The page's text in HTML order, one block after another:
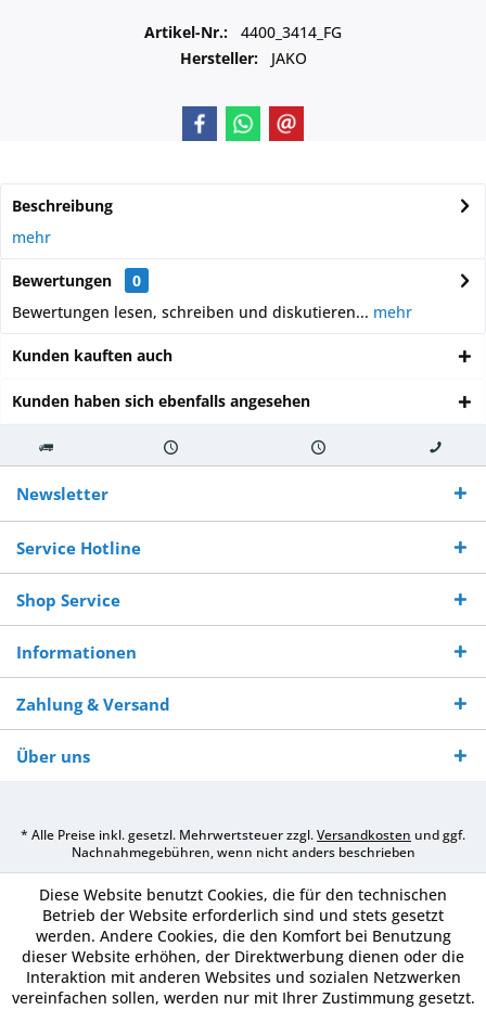
Artikel-Nr.:
4400_3414_FG
Hersteller:
JAKO
Beschreibung
mehr
Bewertungen
0
Bewertungen lesen, schreiben und diskutieren... mehr
Kunden kauften auch
Kunden haben sich ebenfalls angesehen
Kostenloser
Versand ab €
250,-
Versand innerhalb von Versand von So erreichen
Sie uns 0160
970 511 90
Newsletter
Service Hotline
Shop Service
Informationen
Zahlung & Versand
Über uns
* Alle Preise inkl. gesetzl. Mehrwertsteuer zzgl.Versandkosten und ggf.
Nachnahmegebühren, wenn nicht anders beschrieben
Diese Website benutzt Cookies, die für den technischen
Betrieb der Website erforderlich sind und stets gesetzt
werden. Andere Cookies, die den Komfort bei Benutzung
dieser Website erhöhen, der Direktwerbung dienen oder die
Interaktion mit anderen Websites und sozialen Netzwerken
vereinfachen sollen, werden nur mit Ihrer Zustimmung gesetzt.